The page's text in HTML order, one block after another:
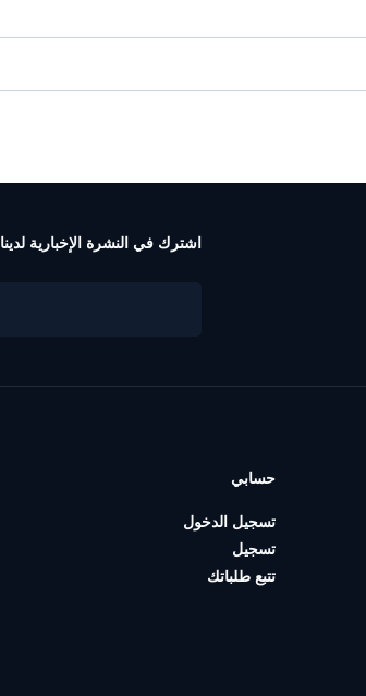
اشترك في النشرة الإخبارية لدينا
حسابي
تسجيل الدخول
تسجيل
تتبع طلباتك